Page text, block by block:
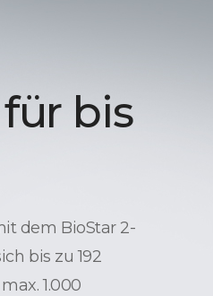
bis
dem BioStar 2-
bis zu 192
1.000